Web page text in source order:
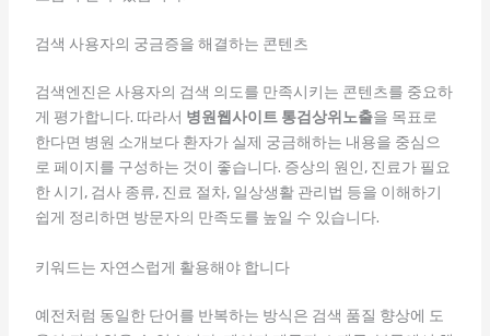
검색 사용자의 궁금증을 해결하는 콘텐츠
검색엔진은 사용자의 검색 의도를 만족시키는 콘텐츠를 중요하
게 평가합니다. 따라서 병원웹사이트 통검상위노출을 목표로
한다면 병원 소개보다 환자가 실제 궁금해하는 내용을 중심으
로 페이지를 구성하는 것이 좋습니다. 증상의 원인, 진료가 필요
한 시기, 검사 종류, 진료 절차, 일상생활 관리법 등을 이해하기
쉽게 정리하면 방문자의 만족도를 높일 수 있습니다.
키워드는 자연스럽게 활용해야 합니다
예전처럼 동일한 단어를 반복하는 방식은 검색 품질 향상에 도